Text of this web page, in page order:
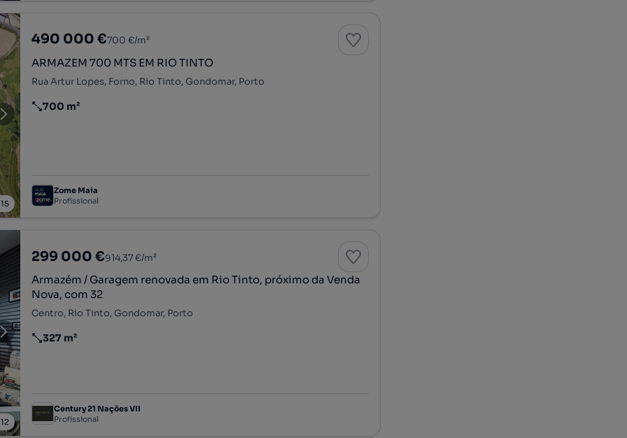
15
490 000 €700 €/m²
ARMAZEM 700 MTS EM RIO TINTO
Rua Artur Lopes, Forno, Rio Tinto, Gondomar, Porto
Preço por metro quadrado
700 m²
Zome Maia
Profissional
12
299 000 €914,37 €/m²
Armazém / Garagem renovada em Rio Tinto, próximo da Venda
Nova, com 32
Centro, Rio Tinto, Gondomar, Porto
Preço por metro quadrado
327 m²
Century 21 Nações VII
Profissional